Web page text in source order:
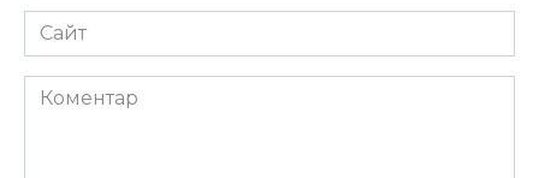
Сайт
Коментар